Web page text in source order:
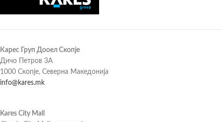
Карес Груп Дооел Скопје
Дичо Петров 3А
1000 Скопје, Северна Македонија
info@kares.mk
Kares City Mall